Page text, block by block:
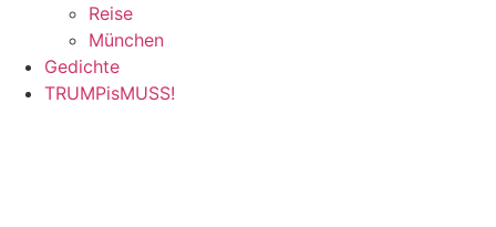
Reise
München
Gedichte
TRUMPisMUSS!